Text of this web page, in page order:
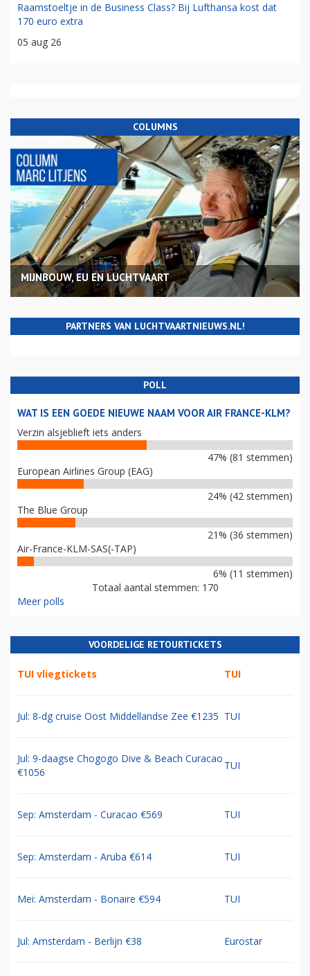
Raamstoeltje in de Business Class? Bij Lufthansa kost dat
170 euro extra
05 aug 26
COLUMNS
MIJNBOUW, EU EN LUCHTVAART
PARTNERS VAN LUCHTVAARTNIEUWS.NL!
POLL
WAT IS EEN GOEDE NIEUWE NAAM VOOR AIR FRANCE-KLM?
Verzin alsjeblieft iets anders
47% (81 stemmen)
European Airlines Group (EAG)
24% (42 stemmen)
The Blue Group
21% (36 stemmen)
Air-France-KLM-SAS(-TAP)
6% (11 stemmen)
Totaal aantal stemmen: 170
Meer polls
VOORDELIGE RETOURTICKETS
TUI vliegtickets TUI
Jul: 8-dg cruise Oost Middellandse Zee €1235 TUI
Jul: 9-daagse Chogogo Dive & Beach Curacao
€1056
TUI
Sep: Amsterdam - Curacao €569 TUI
Sep: Amsterdam - Aruba €614 TUI
Mei: Amsterdam - Bonaire €594 TUI
Jul: Amsterdam - Berlijn €38 Eurostar